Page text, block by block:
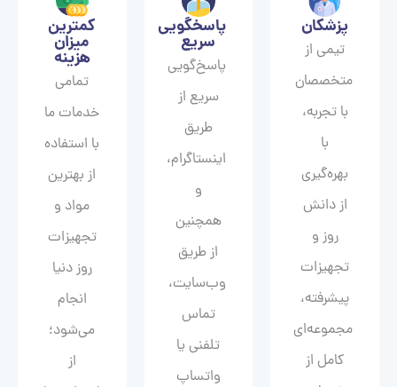
پزشکان
تیمی از
متخصصان
با تجربه،
با
بهره‌گیری
از دانش
روز و
تجهیزات
پیشرفته،
مجموعه‌ای
کامل از
پاسخگویی
سریع
پاسخ‌گویی
سریع از
طریق
اینستاگرام،
و
همچنین
از طریق
وب‌سایت،
تماس
تلفنی یا
واتساپ
کمترین
میزان
هزینه
تمامی
خدمات ما
با استفاده
از بهترین
مواد و
تجهیزات
روز دنیا
انجام
می‌شود؛
از